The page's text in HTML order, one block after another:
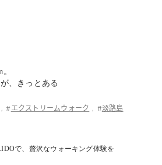
、きっとある
, # エクストリームウォーク , # 淡路島